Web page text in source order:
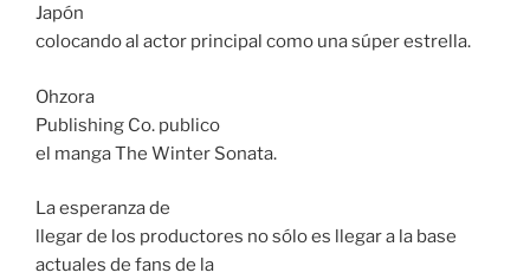
Japón
colocando al actor principal como una súper estrella.
Ohzora
Publishing Co. publico
el manga The Winter Sonata.
La esperanza de
llegar de los productores no sólo es llegar a la base
actuales de fans de la